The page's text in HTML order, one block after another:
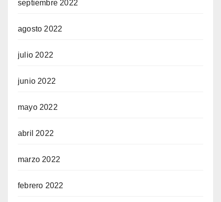
septiembre 2022
agosto 2022
julio 2022
junio 2022
mayo 2022
abril 2022
marzo 2022
febrero 2022